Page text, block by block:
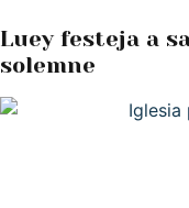
Luey festeja a
solemne